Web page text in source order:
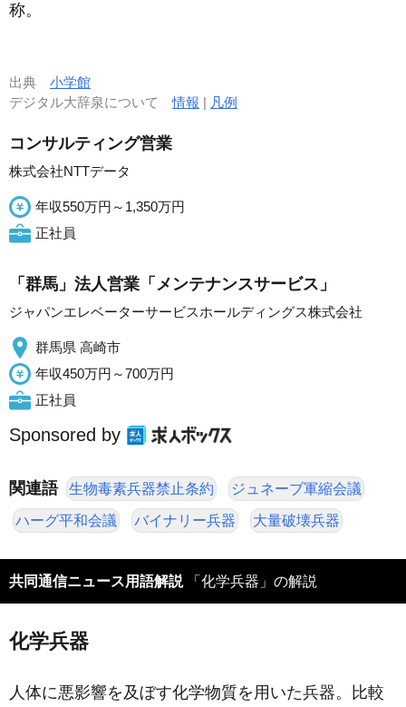
称。
出典 小学館
デジタル大辞泉について情報 | 凡例
コンサルティング営業
株式会社NTTデータ
年収550万円～1,350万円
正社員
「群馬」法人営業「メンテナンスサービス」
ジャパンエレベーターサービスホールディングス株式会社
群馬県 高崎市
年収450万円～700万円
正社員
Sponsored by
関連語 生物毒素兵器禁止条約 ジュネーブ軍縮会議
ハーグ平和会議 バイナリー兵器 大量破壊兵器
共同通信ニュース用語解説「化学兵器」の解説
化学兵器
人体に悪影響を及ぼす化学物質を用いた兵器。比較